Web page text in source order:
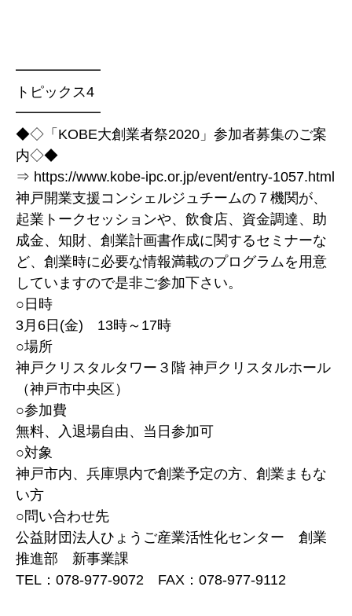
━━━━━━
トピックス4
━━━━━━
◆◇「KOBE大創業者祭2020」参加者募集のご案
内◇◆
⇒ https://www.kobe-ipc.or.jp/event/entry-1057.html
神戸開業支援コンシェルジュチームの７機関が、
起業トークセッションや、飲食店、資金調達、助
成金、知財、創業計画書作成に関するセミナーな
ど、創業時に必要な情報満載のプログラムを用意
していますので是非ご参加下さい。
○日時
3月6日(金) 13時～17時
○場所
神戸クリスタルタワー３階 神戸クリスタルホール
（神戸市中央区）
○参加費
無料、入退場自由、当日参加可
○対象
神戸市内、兵庫県内で創業予定の方、創業まもな
い方
○問い合わせ先
公益財団法人ひょうご産業活性化センター 創業
推進部 新事業課
TEL：078-977-9072 FAX：078-977-9112